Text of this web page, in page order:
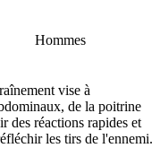
Hommes
vise à
de la poitrine
des réactions rapides et
les tirs de l'ennemi.